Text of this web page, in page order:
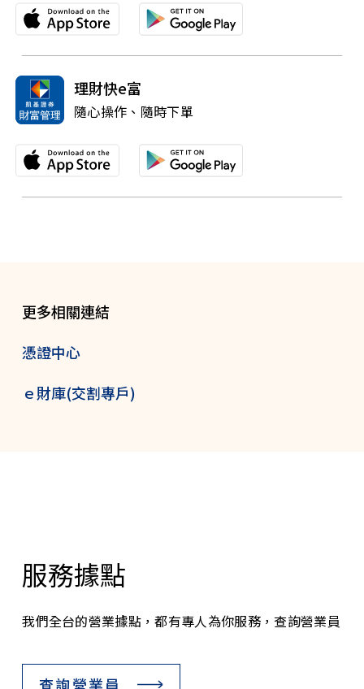
理財快e富
隨心操作、隨時下單
更多相關連結
憑證中心
ｅ財庫(交割專戶)
服務據點
我們全台的營業據點，都有專人為你服務，查詢營業員
查詢營業員